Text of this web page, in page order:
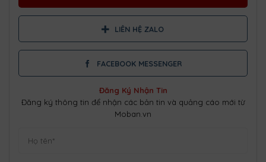
LIÊN HỆ ZALO
FACEBOOK MESSENGER
Đăng Ký Nhận Tin
Đăng ký thông tin để nhận các bản tin và quảng cáo mới từ
Moban.vn